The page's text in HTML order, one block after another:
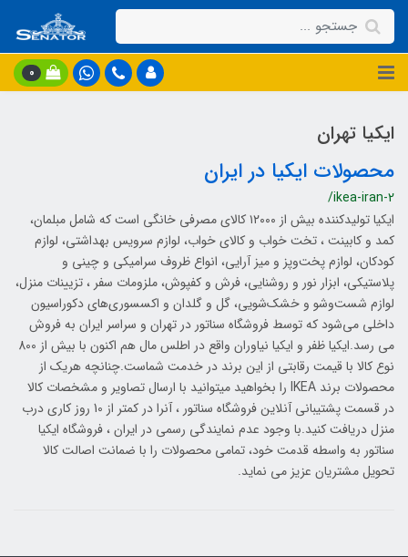
0
ایکیا تهران
محصولات ایکیا در ایران
/ikea-iran-2
ایکیا تولیدکننده بیش از ۱۲۰۰۰ کالای مصرفی خانگی است که شامل مبلمان،
کمد و کابینت ، تخت خواب و کالای خواب، لوازم سرویس بهداشتی، لوازم
کودکان، لوازم پخت‌وپز و میز آرایی، انواع ظروف سرامیکی و چینی و
پلاستیکی، ابزار نور و روشنایی، فرش و کفپوش، ملزومات سفر ، تزیینات منزل،
لوازم شست‌وشو و خشک‌شویی، گل و گلدان و اکسسوری‌های دکوراسیون
داخلی می‌شود که توسط فروشگاه سناتور در تهران و سراسر ایران به فروش
می رسد.ایکیا ظفر و ایکیا نیاوران واقع در اطلس مال هم اکنون با بیش از 800
نوع کالا با قیمت رقابتی از این برند در خدمت شماست.چنانچه هریک از
محصولات برند IKEA را بخواهید میتوانید با ارسال تصاویر و مشخصات کالا
در قسمت پشتیبانی آنلاین فروشگاه سناتور ، آنرا در کمتر از 10 روز کاری درب
منزل دریافت کنید.با وجود عدم نمایندگی رسمی در ایران ، فروشگاه ایکیا
سناتور به واسطه قدمت خود، تمامی محصولات را با ضمانت اصالت کالا
تحویل مشتریان عزیز می نماید.